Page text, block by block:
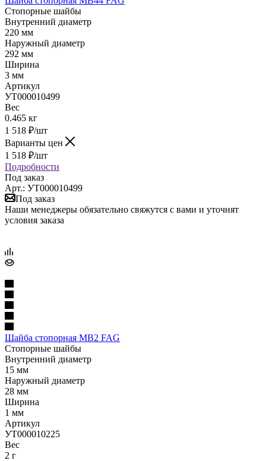
Стопорные шайбы
Внутренний диаметр
220 мм
Наружный диаметр
292 мм
Ширина
3 мм
Артикул
УТ000010499
Вес
0.465 кг
1 518 ₽/шт
Варианты цен
1 518 ₽/шт
Подробности
Под заказ
Арт.: УТ000010499
Под заказ
Наши менеджеры обязательно свяжутся с вами и уточнят
условия заказа
Шайба стопорная MB2 FAG
Стопорные шайбы
Внутренний диаметр
15 мм
Наружный диаметр
28 мм
Ширина
1 мм
Артикул
УТ000010225
Вес
2 г